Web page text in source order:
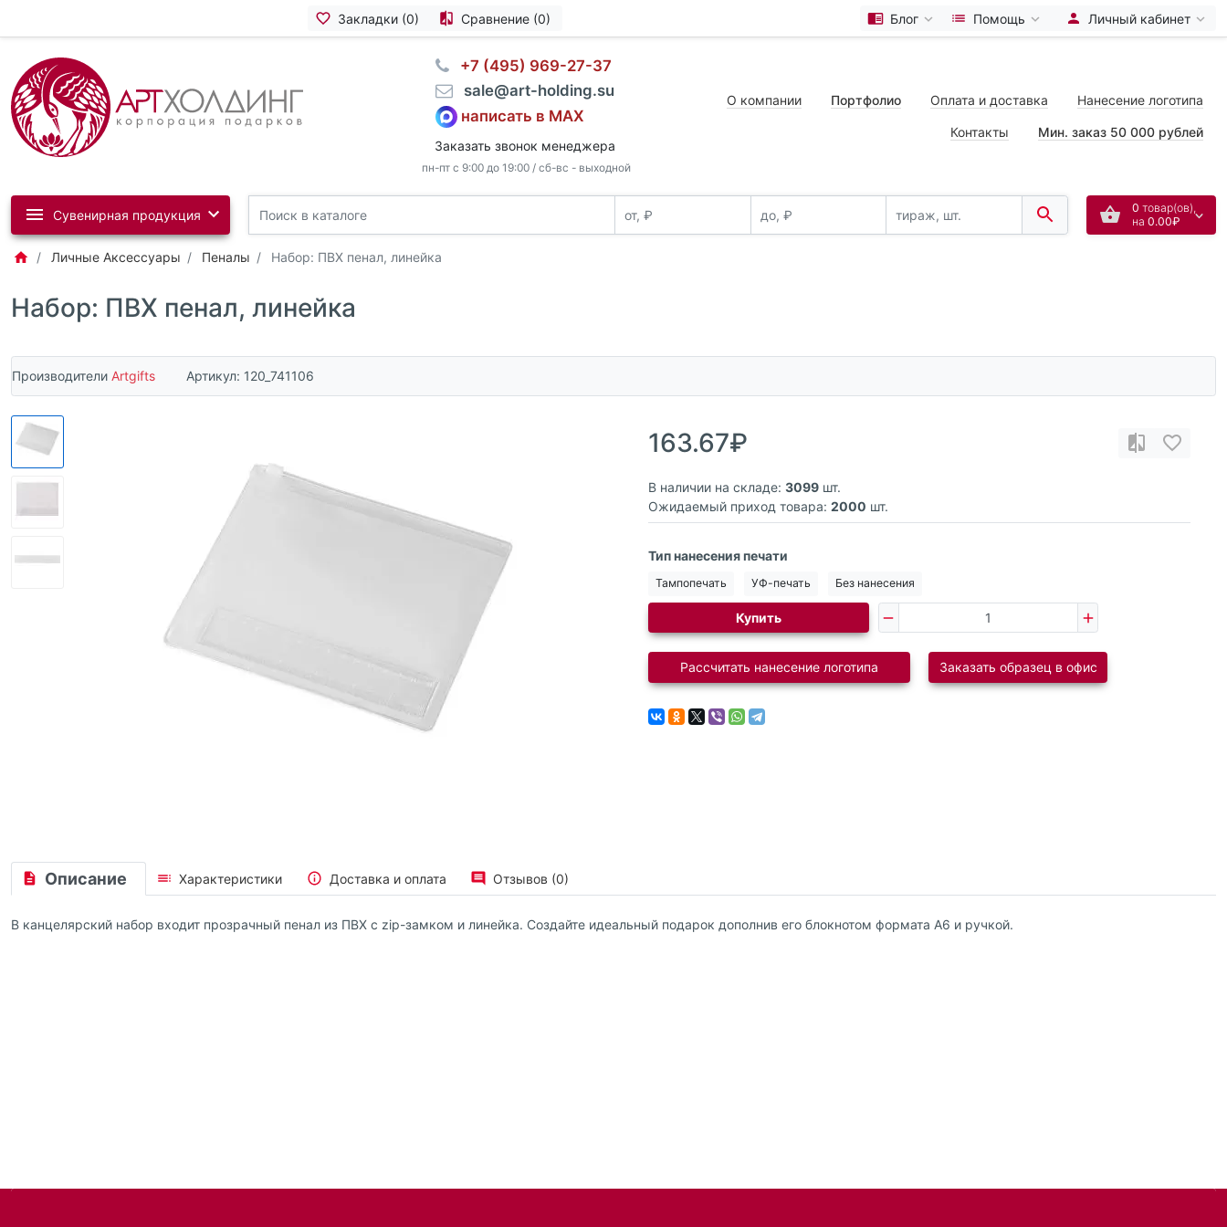
Закладки (0) Сравнение (0) Блог Помощь Личный кабинет
⠀+7 (495) 969-27-37
⠀sale@art-holding.su
написать в MAX
Заказать звонок менеджера
пн-пт с 9:00 до 19:00 / сб-вс - выходной
О компании Портфолио Оплата и доставка Нанесение логотипа
Контакты Мин. заказ 50 000 рублей
0 товар(ов),
на 0.00₽
Сувенирная продукция
Личные Аксессуары Пеналы Набор: ПВХ пенал, линейка
Набор: ПВХ пенал, линейка
Производители Artgifts Артикул: 120_741106
163.67₽
В наличии на складе: 3099 шт.
Ожидаемый приход товара: 2000 шт.
Тип нанесения печати
Тампопечать УФ-печать Без нанесения
Купить
Рассчитать нанесение логотипа Заказать образец в офис
Описание Характеристики Доставка и оплата Отзывов (0)
В канцелярский набор входит прозрачный пенал из ПВХ с zip-замком и линейка. Создайте идеальный подарок дополнив его блокнотом формата А6 и ручкой.